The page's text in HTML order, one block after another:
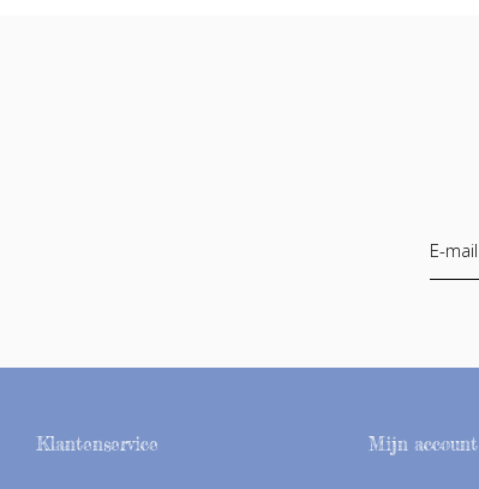
Klantenservice Mijn account